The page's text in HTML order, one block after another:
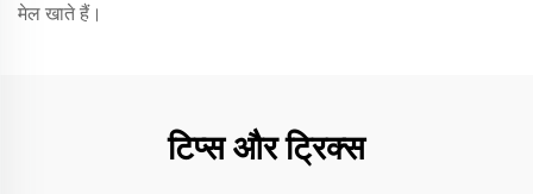
मेल खाते हैं।
टिप्स और ट्रिक्स